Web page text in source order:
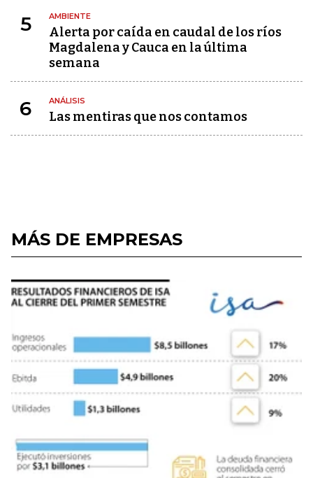
5 AMBIENTE
Alerta por caída en caudal de los ríos
Magdalena y Cauca en la última
semana
6 ANÁLISIS
Las mentiras que nos contamos
MÁS DE EMPRESAS